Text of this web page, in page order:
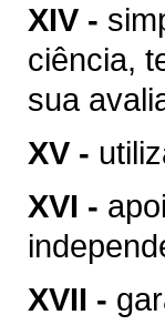
XIV -
ciência,
sua
XV -
XVI -
XVII -